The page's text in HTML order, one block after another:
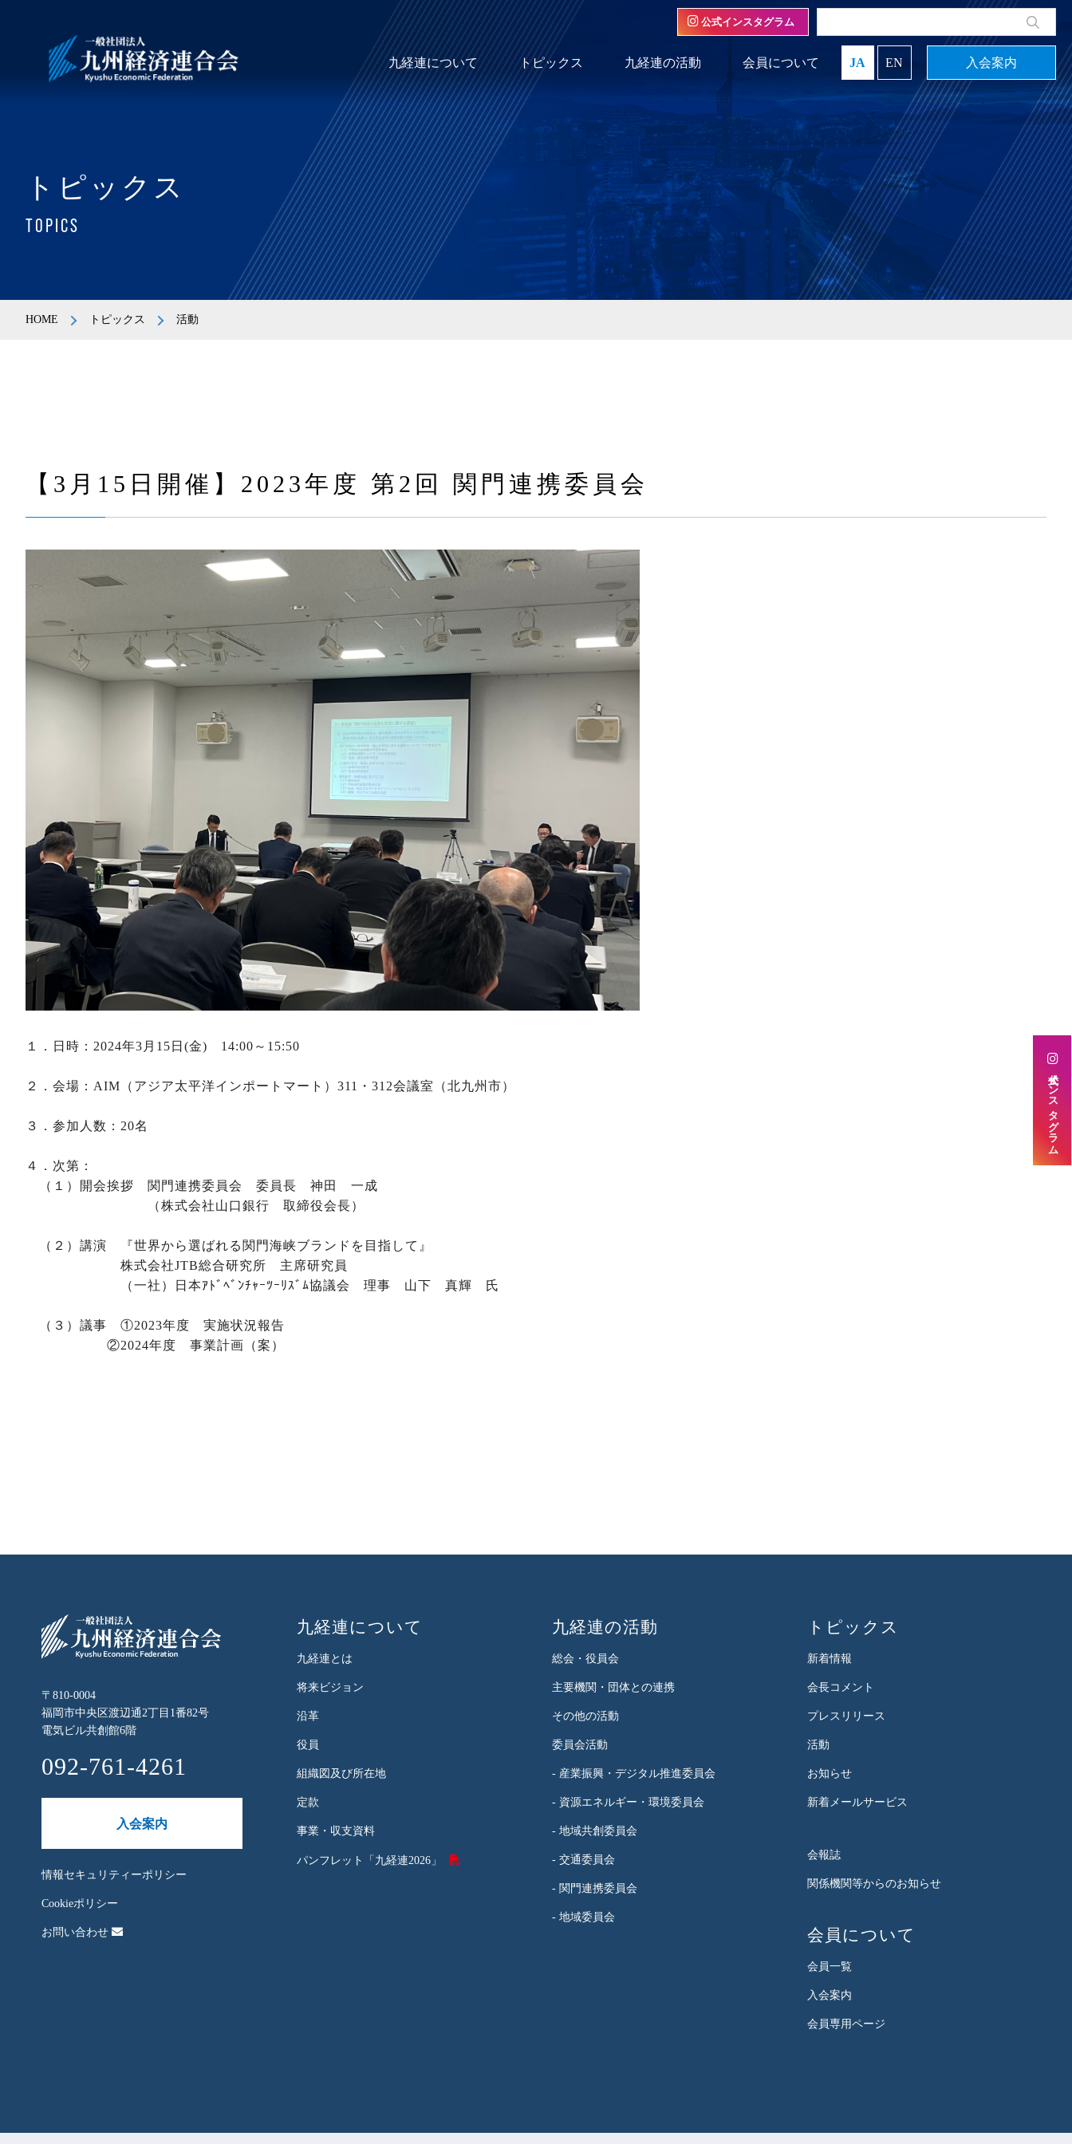
九経連について トピックス 九経連の活動 会員について JA EN 入会案内
公式インスタグラム
トピックス
TOPICS
HOME トピックス 活動
【3月15日開催】2023年度 第2回 関門連携委員会
１．日時：2024年3月15日(金) 14:00～15:50
２．会場：AIM（アジア太平洋インポートマート）311・312会議室（北九州市）
３．参加人数：20名
４．次第：
（１）開会挨拶 関門連携委員会 委員長 神田 一成
（株式会社山口銀行 取締役会長）
（２）講演 『世界から選ばれる関門海峡ブランドを目指して』
株式会社JTB総合研究所 主席研究員
（一社）日本ｱﾄﾞﾍﾞﾝﾁｬｰﾂｰﾘｽﾞﾑ協議会 理事 山下 真輝 氏
（３）議事 ①2023年度 実施状況報告
②2024年度 事業計画（案）
〒810-0004
福岡市中央区渡辺通2丁目1番82号
電気ビル共創館6階
092-761-4261
入会案内
情報セキュリティーポリシー
Cookieポリシー
お問い合わせ
九経連について
九経連とは
将来ビジョン
沿革
役員
組織図及び所在地
定款
事業・収支資料
パンフレット「九経連2026」
九経連の活動
総会・役員会
主要機関・団体との連携
その他の活動
委員会活動
- 産業振興・デジタル推進委員会
- 資源エネルギー・環境委員会
- 地域共創委員会
- 交通委員会
- 関門連携委員会
- 地域委員会
トピックス
新着情報
会長コメント
プレスリリース
活動
お知らせ
新着メールサービス
会報誌
関係機関等からのお知らせ
会員について
会員一覧
入会案内
会員専用ページ
公式インスタグラム